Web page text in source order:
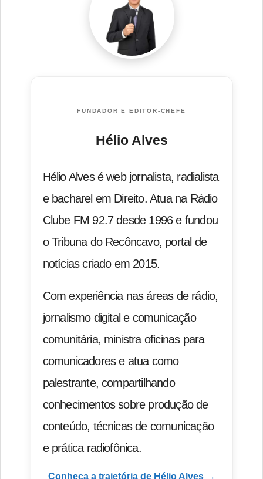
FUNDADOR E EDITOR-CHEFE
Hélio Alves
Hélio Alves é web jornalista, radialista
e bacharel em Direito. Atua na Rádio
Clube FM 92.7 desde 1996 e fundou
o Tribuna do Recôncavo, portal de
notícias criado em 2015.
Com experiência nas áreas de rádio,
jornalismo digital e comunicação
comunitária, ministra oficinas para
comunicadores e atua como
palestrante, compartilhando
conhecimentos sobre produção de
conteúdo, técnicas de comunicação
e prática radiofônica.
Conheça a trajetória de Hélio Alves →